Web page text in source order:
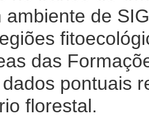
de
das
pontuais
florestal.